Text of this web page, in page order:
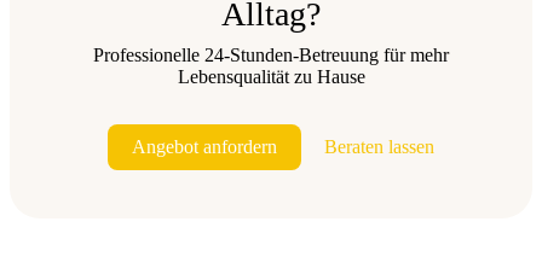
Alltag?
Professionelle 24-Stunden-Betreuung für mehr
Lebensqualität zu Hause
Angebot anfordern Beraten lassen